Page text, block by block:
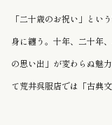
「二十歳のお祝い」とい
身に纏う。十年、二十年
の思い出」が変わらぬ魅
て荒井呉服店では「古典